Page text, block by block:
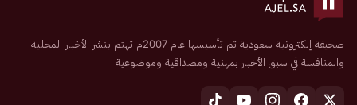
صحيفة إلكترونية سعودية تم تأسيسها عام 2007م تهتم بنشر الأخبار المحلية
والمنافسة في سبق الأخبار بمهنية ومصداقية وموضوعية